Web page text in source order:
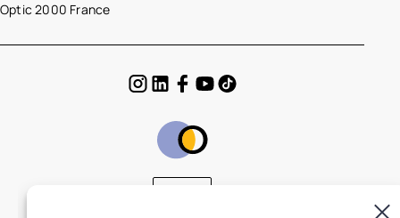
Optic 2000 France